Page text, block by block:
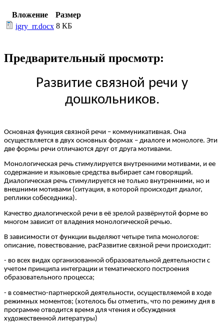
Вложение
Размер
igry_rr.docx 8 КБ
Предварительный просмотр:
Развитие связной речи у
дошкольников.
Основная функция связной речи – коммуникативная. Она
осуществляется в двух основных формах – диалоге и монологе. Эти
две формы речи отличаются друг от друга мотивами.
Монологическая речь стимулируется внутренними мотивами, и ее
содержание и языковые средства выбирает сам говорящий.
Диалогическая речь стимулируется не только внутренними, но и
внешними мотивами (ситуация, в которой происходит диалог,
реплики собеседника).
Качество диалогической речи в её зрелой развёрнутой форме во
многом зависит от владения монологической речью.
В зависимости от функции выделяют четыре типа монологов:
описание, повествование, расРазвитие связной речи происходит:
- во всех видах организованной образовательной деятельности с
учетом принципа интеграции и тематического построения
образовательного процесса;
- в совместно-партнерской деятельности, осуществляемой в ходе
режимных моментов; (хотелось бы отметить, что по режиму дня в
программе отводится время для чтения и обсуждения
художественной литературы)